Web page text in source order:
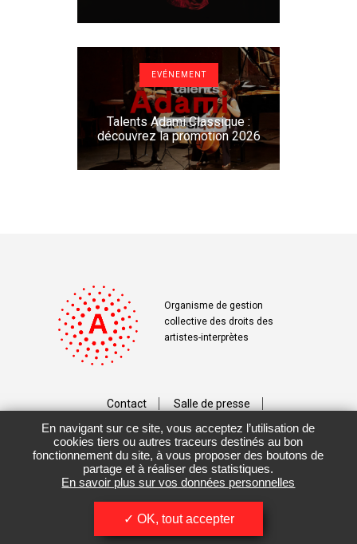
EVÉNEMENT
Talents Adami Classique :
découvrez la promotion 2026
Organisme de gestion
collective des droits des
artistes-interprètes
Contact Salle de presse
Téléchargements Crédits
Vos données personnelles
Mentions légales / CGU
En navigant sur ce site, vous acceptez l’utilisation de
cookies tiers ou autres traceurs destinés au bon
fonctionnement du site, à vous proposer des boutons de
partage et à réaliser des statistiques.
En savoir plus sur vos données personnelles
OK, tout accepter